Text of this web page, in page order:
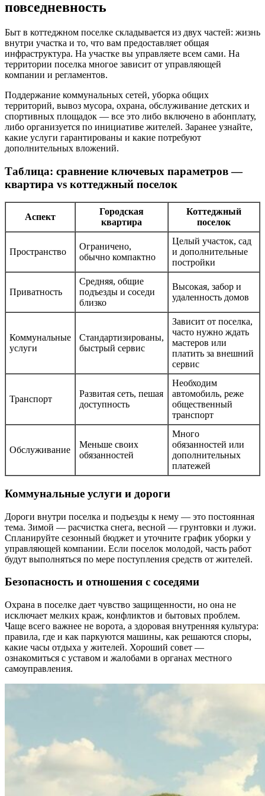
повседневность
Быт в коттеджном поселке складывается из двух частей: жизнь
внутри участка и то, что вам предоставляет общая
инфраструктура. На участке вы управляете всем сами. На
территории поселка многое зависит от управляющей
компании и регламентов.
Поддержание коммунальных сетей, уборка общих
территорий, вывоз мусора, охрана, обслуживание детских и
спортивных площадок — все это либо включено в абонплату,
либо организуется по инициативе жителей. Заранее узнайте,
какие услуги гарантированы и какие потребуют
дополнительных вложений.
Таблица: сравнение ключевых параметров —
квартира vs коттеджный поселок
Аспект
Городская
квартира
Коттеджный
поселок
Пространство
Ограничено,
обычно компактно
Целый участок, сад
и дополнительные
постройки
Приватность
Средняя, общие
подъезды и соседи
близко
Высокая, забор и
удаленность домов
Коммунальные
услуги
Стандартизированы,
быстрый сервис
Зависит от поселка,
часто нужно ждать
мастеров или
платить за внешний
сервис
Транспорт
Развитая сеть, пешая
доступность
Необходим
автомобиль, реже
общественный
транспорт
Обслуживание
Меньше своих
обязанностей
Много
обязанностей или
дополнительных
платежей
Коммунальные услуги и дороги
Дороги внутри поселка и подъезды к нему — это постоянная
тема. Зимой — расчистка снега, весной — грунтовки и лужи.
Спланируйте сезонный бюджет и уточните график уборки у
управляющей компании. Если поселок молодой, часть работ
будут выполняться по мере поступления средств от жителей.
Безопасность и отношения с соседями
Охрана в поселке дает чувство защищенности, но она не
исключает мелких краж, конфликтов и бытовых проблем.
Чаще всего важнее не ворота, а здоровая внутренняя культура:
правила, где и как паркуются машины, как решаются споры,
какие часы отдыха у жителей. Хороший совет —
ознакомиться с уставом и жалобами в органах местного
самоуправления.